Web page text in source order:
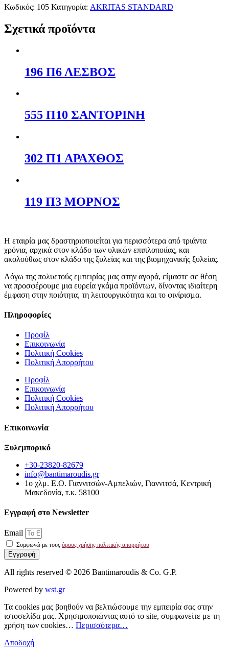
Κωδικός: 105 Κατηγορία: AKRITAS STANDARD
Σχετικά προϊόντα
196 Π6 ΛΕΣΒΟΣ
555 Π10 ΣΑΝΤΟΡΙΝΗ
302 Π1 ΑΡΑΧΘΟΣ
119 Π3 ΜΟΡΝΟΣ
Η εταιρία μας δραστηριοποιείται για περισσότερα από τριάντα
χρόνια, αρχικά στον κλάδο των υλικών επιπλοποιίας, και
ακολούθως στον κλάδο της ξυλείας και της βιομηχανικής ξυλείας.
Λόγω της πολυετούς εμπειρίας μας στην αγορά, είμαστε σε θέση
να προσφέρουμε μια ευρεία γκάμα προϊόντων, δίνοντας ιδιαίτερη
έμφαση στην ποιότητα, τη λειτουργικότητα και το φινίρισμα.
Πληροφορίες
Προφίλ
Επικοινωνία
Πολιτική Cookies
Πολιτική Απορρήτου
Προφίλ
Επικοινωνία
Πολιτική Cookies
Πολιτική Απορρήτου
Επικοινωνία
Ξυλεμπορικό
+30-23820-82679
info@bantimaroudis.gr
1ο χλμ. Ε.Ο. Γιαννιτσών-Αμπελιών, Γιαννιτσά, Κεντρική
Μακεδονία, τ.κ. 58100
Εγγραφή στο Νewsletter
Email
Συμφωνώ με τους όρους χρήσης πολιτικής απορρήτου
Εγγραφή
All rights reserved © 2026 Bantimaroudis & Co. G.P.
Powered by wst.gr
Τα cookies μας βοηθούν να βελτιώσουμε την εμπειρία σας στην
ιστοσελίδα μας. Χρησιμοποιώντας αυτό το site, συμφωνείτε με τη
χρήση των cookies… Περισσότερα…
Αποδοχή